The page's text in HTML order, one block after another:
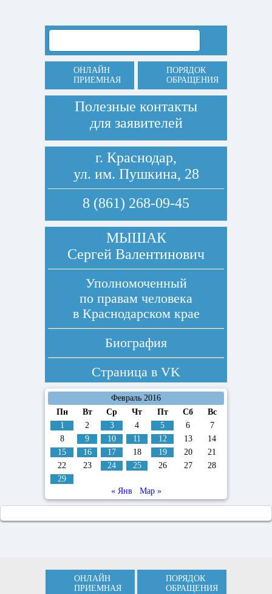
ОНЛАЙН
ПРИЕМНАЯ
ПОРЯДОК
ОБРАЩЕНИЯ
Полезные контакты
для заявителей
г. Краснодар,
ул. им. Пушкина, 28
8 (861) 268-09-45
МЫШАК
Сергей Валентинович
Уполномоченный
по правам человека
в Краснодарском крае
Биография
Страница в VK
Февраль 2016
Пн
Вт Ср Чт Пт Сб
Вс
1
2 3 4 5 6
7
8
9 10 11 12 13
14
15
16 17 18 19 20
21
22
23 24 25 26 27
28
29
« Янв
Мар »
ОНЛАЙН
ПРИЕМНАЯ
ПОРЯДОК
ОБРАЩЕНИЯ